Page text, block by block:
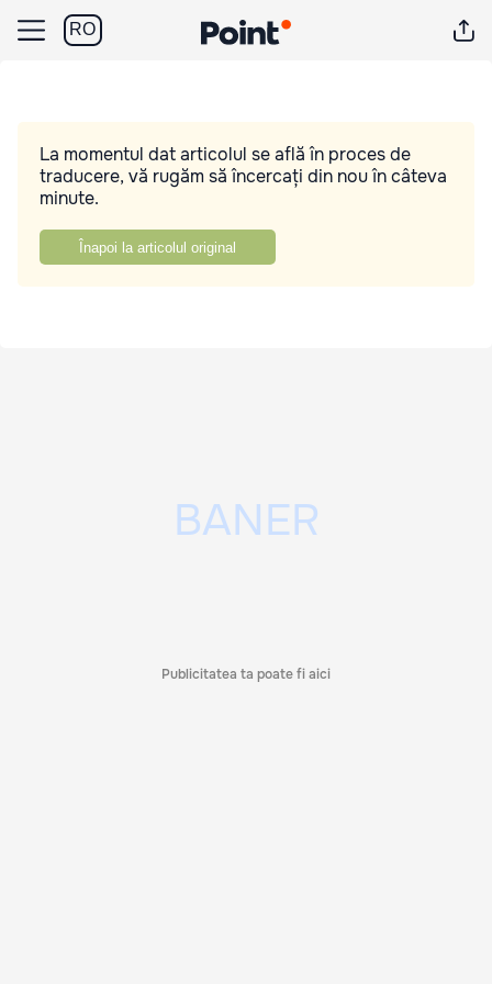
RO
La momentul dat articolul se află în proces de
traducere, vă rugăm să încercați din nou în câteva
minute.
Înapoi la articolul original
Publicitatea ta poate fi aici